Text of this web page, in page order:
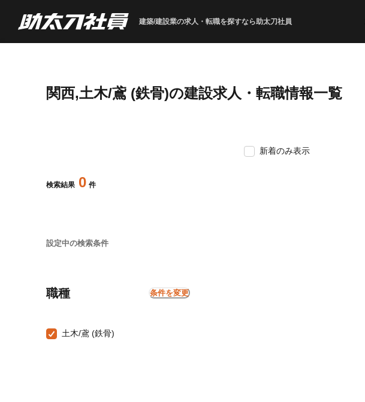
建築/建設業の求人・転職を探すなら助太刀社員
関西,土木/鳶 (鉄骨)の建設求人・転職情報一覧
検索結果 0 件
設定中の検索条件
職種 条件を変更
土木/鳶 (鉄骨)
新着のみ表示